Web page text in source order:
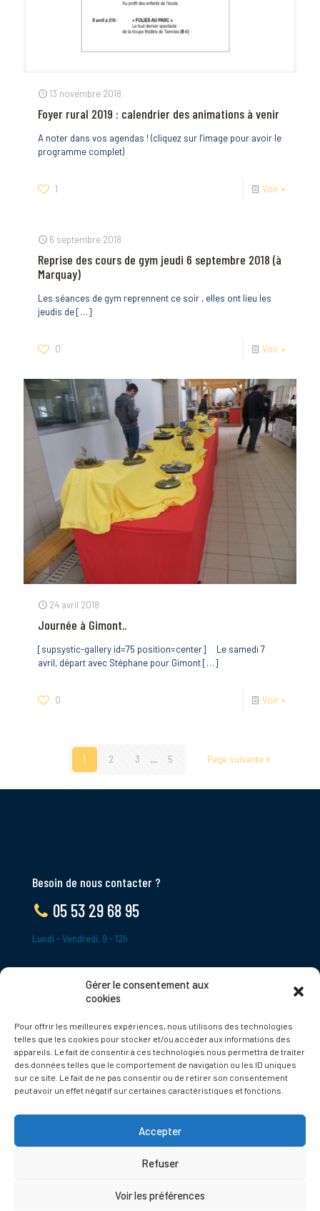
Gérer le consentement aux
cookies
Pour offrir les meilleures expériences, nous utilisons des technologies
telles que les cookies pour stocker et/ou accéder aux informations des
appareils. Le fait de consentir à ces technologies nous permettra de traiter
des données telles que le comportement de navigation ou les ID uniques
sur ce site. Le fait de ne pas consentir ou de retirer son consentement
peut avoir un effet négatif sur certaines caractéristiques et fonctions.
Accepter
Refuser
Voir les préférences
13 novembre 2018
Foyer rural 2019 : calendrier des animations à venir
A noter dans vos agendas ! (cliquez sur l’image pour avoir le
programme complet)
1 Voir +
6 septembre 2018
Reprise des cours de gym jeudi 6 septembre 2018 (à
Marquay)
Les séances de gym reprennent ce soir , elles ont lieu les
jeudis de[…]
0 Voir +
24 avril 2018
Journée à Gimont..
[supsystic-gallery id=75 position=center] Le samedi 7
avril, départ avec Stéphane pour Gimont[…]
0 Voir +
1 2 3 ... 5 Page suivante
Besoin de nous contacter ?
05 53 29 68 95
Lundi - Vendredi, 9 - 12h
24620 Tamniès
France
Politique de cookies
© 2025 Tamnies.fr